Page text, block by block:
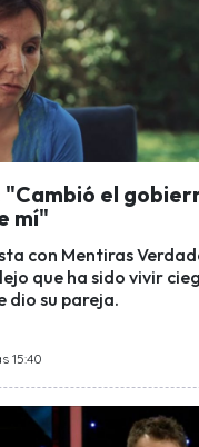
el
mí"
con Mentiras
que ha sido vivir
dio su pareja.
15:40